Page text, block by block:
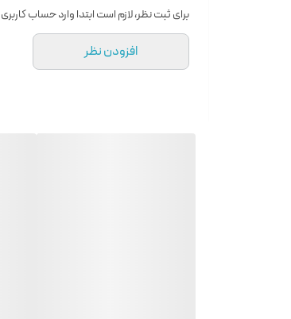
برای ثبت نظر، لازم است ابتدا وارد حساب
افزودن نظر